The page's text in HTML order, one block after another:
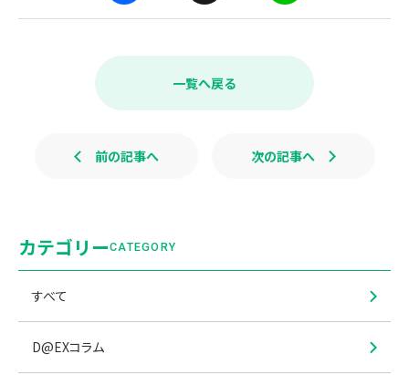
a
e
k
i
e
一覧へ戻る
前の記事へ 次の記事へ
カテゴリーCATEGORY
すべて
D@EXコラム